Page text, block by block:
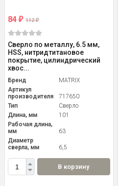
84 ₽ 112₽
Сверло по металлу, 6.5 мм,
HSS, нитридтитановое
покрытие, цилиндрический
хвос...
Бренд
MATRIX
Артикул
производителя
717650
Тип
Сверло
Длина, мм
101
Рабочая длина,
мм
63
Диаметр
сверла, мм
6,5
В корзину